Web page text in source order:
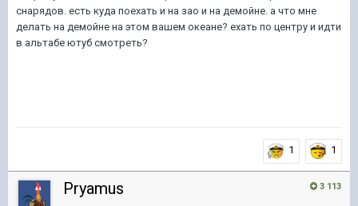
снарядов. есть куда поехать и на зао и на демойне. а что мне
делать на демойне на этом вашем океане? ехать по центру и идти
в альтабе ютуб смотреть?
1 1
3 113
Pryamus